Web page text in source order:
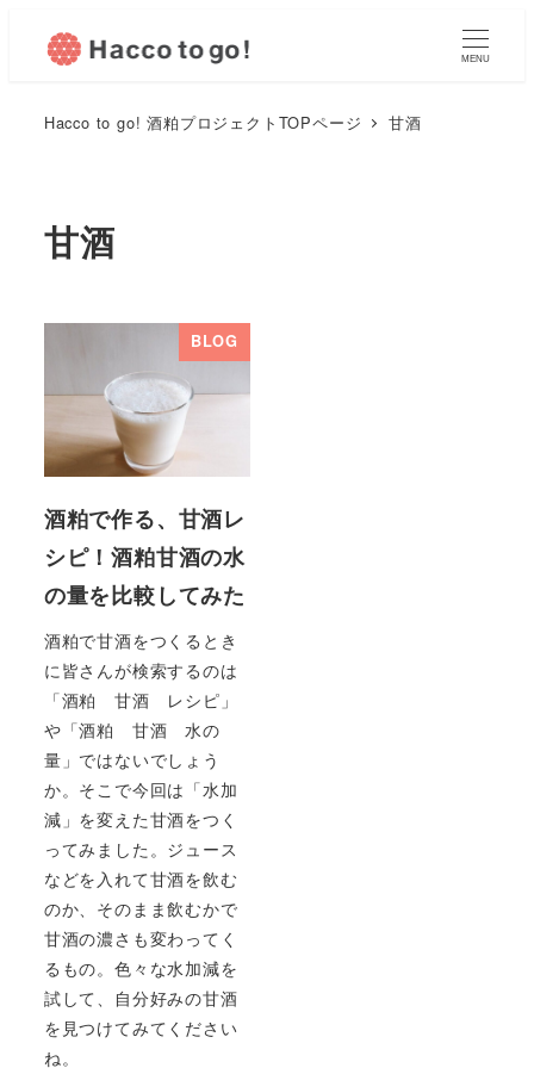
MENU
Hacco to go! 酒粕プロジェクトTOPページ 甘酒
甘酒
BLOG
酒粕で作る、甘酒レ
シピ！酒粕甘酒の水
の量を比較してみた
酒粕で甘酒をつくるとき
に皆さんが検索するのは
「酒粕 甘酒 レシピ」
や「酒粕 甘酒 水の
量」ではないでしょう
か。そこで今回は「水加
減」を変えた甘酒をつく
ってみました。ジュース
などを入れて甘酒を飲む
のか、そのまま飲むかで
甘酒の濃さも変わってく
るもの。色々な水加減を
試して、自分好みの甘酒
を見つけてみてください
ね。